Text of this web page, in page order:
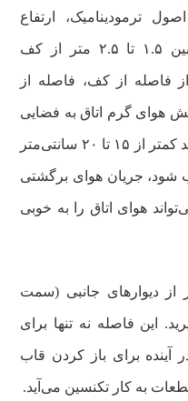
ترمودینامیک، ارتفاع
استاندارد نصب پنل داخلی باید بین ۱.۵ تا ۲.۵ متر از کف
فاصله از کف، فاصله از
هوای گرم اتاق به فضایی
در بالای خود نیاز دارد. این فضا نباید کمتر از ۱۵ تا ۲۰ سانتی‌متر
جریان هوای برگشتی
هوای اتاق را به خوبی
۳۰ سانتی‌متر از دیوارهای جانبی (سمت
این فاصله نه تنها برای
برای باز کردن قاب
به کار تکنسین می‌آید.